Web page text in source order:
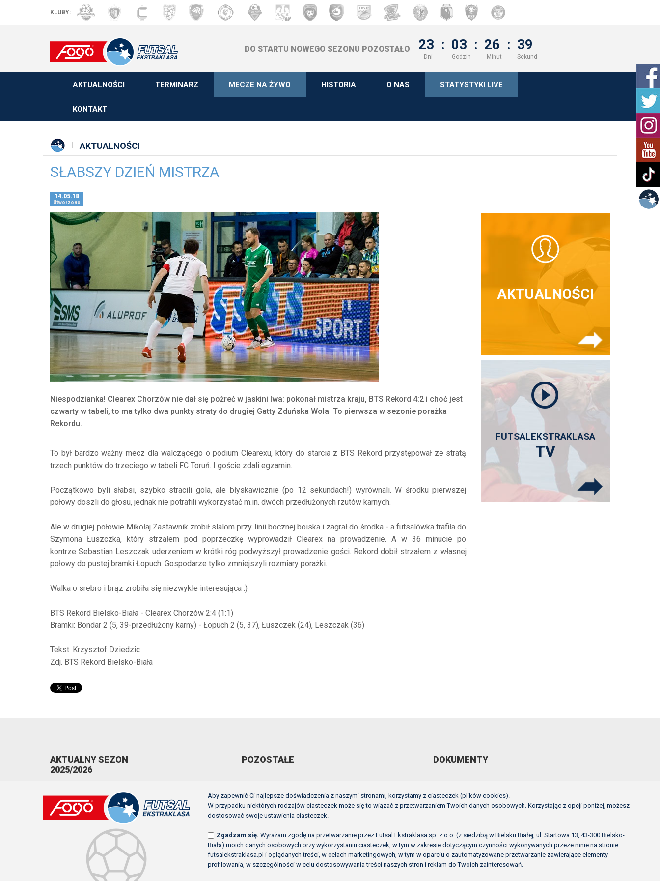
KLUBY:
DO STARTU NOWEGO SEZONU POZOSTAŁO 23 : 03 : 26 : 38
Dni Godzin Minut Sekund
AKTUALNOŚCI TERMINARZ MECZE NA ŻYWO HISTORIA O NAS STATYSTYKI LIVE
KONTAKT
AKTUALNOŚCI
SŁABSZY DZIEŃ MISTRZA
14.05.18
Utworzono
AKTUALNOŚCI
FUTSALEKSTRAKLASA
TV
Niespodzianka! Clearex Chorzów nie dał się pożreć w jaskini lwa: pokonał mistrza kraju, BTS Rekord 4:2 i choć jest
czwarty w tabeli, to ma tylko dwa punkty straty do drugiej Gatty Zduńska Wola. To pierwsza w sezonie porażka
Rekordu.
To był bardzo ważny mecz dla walczącego o podium Clearexu, który do starcia z BTS Rekord przystępował ze stratą
trzech punktów do trzeciego w tabeli FC Toruń. I goście zdali egzamin.
Początkowo byli słabsi, szybko stracili gola, ale błyskawicznie (po 12 sekundach!) wyrównali. W środku pierwszej
połowy doszli do głosu, jednak nie potrafili wykorzystać m.in. dwóch przedłużonych rzutów karnych.
Ale w drugiej połowie Mikołaj Zastawnik zrobił slalom przy linii bocznej boiska i zagrał do środka - a futsalówka trafiła do
Szymona Łuszczka, który strzałem pod poprzeczkę wyprowadził Clearex na prowadzenie. A w 36 minucie po
kontrze Sebastian Leszczak uderzeniem w krótki róg podwyższył prowadzenie gości. Rekord dobił strzałem z własnej
połowy do pustej bramki Łopuch. Gospodarze tylko zmniejszyli rozmiary porażki.
Walka o srebro i brąz zrobiła się niezwykle interesująca :)
BTS Rekord Bielsko-Biała - Clearex Chorzów 2:4 (1:1)
Bramki: Bondar 2 (5, 39-przedłużony karny) - Łopuch 2 (5, 37), Łuszczek (24), Leszczak (36)
Tekst: Krzysztof Dziedzic
Zdj. BTS Rekord Bielsko-Biała
AKTUALNY SEZON
2025/2026
TERMINARZ
NAPOMNIENIA/WYKLUCZENIA
NAJLEPSI ASYSTENCI
KLASYFIKACJA KANADYJSKA
POZOSTAŁE
ARCHIWUM VIDEO
GALERIE
OFICJALNE LOGO
O NAS
DOKUMENTY
REGULAMIN ROZGRYWEK FE
UCHWAŁY ZARZĄDU PZPN
POLITYKA PRYWATNOŚCI
Aby zapewnić Ci najlepsze doświadczenia z naszymi stronami, korzystamy z ciasteczek (plików cookies).
W przypadku niektórych rodzajów ciasteczek może się to wiązać z przetwarzaniem Twoich danych osobowych. Korzystając z opcji poniżej, możesz
dostosować swoje ustawienia ciasteczek.
Zgadzam się. Wyrażam zgodę na przetwarzanie przez Futsal Ekstraklasa sp. z o.o. (z siedzibą w Bielsku Białej, ul. Startowa 13, 43-300 Bielsko-
Biała) moich danych osobowych przy wykorzystaniu ciasteczek, w tym w zakresie dotyczącym czynności wykonywanych przeze mnie na stronie
futsalekstraklasa.pl i oglądanych treści, w celach marketingowych, w tym w oparciu o zautomatyzowane przetwarzanie zawierające elementy
profilowania, w szczególności w celu dostosowywania treści naszych stron i reklam do Twoich zainteresowań.